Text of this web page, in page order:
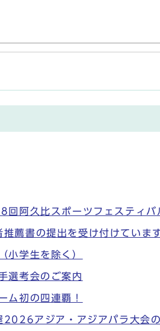
回阿久比スポーツフェスティ
薦書の提出を受け付けていま
小学生を除く）
選考会のご案内
ム初の四連覇！
2026アジア・アジアパラ大会